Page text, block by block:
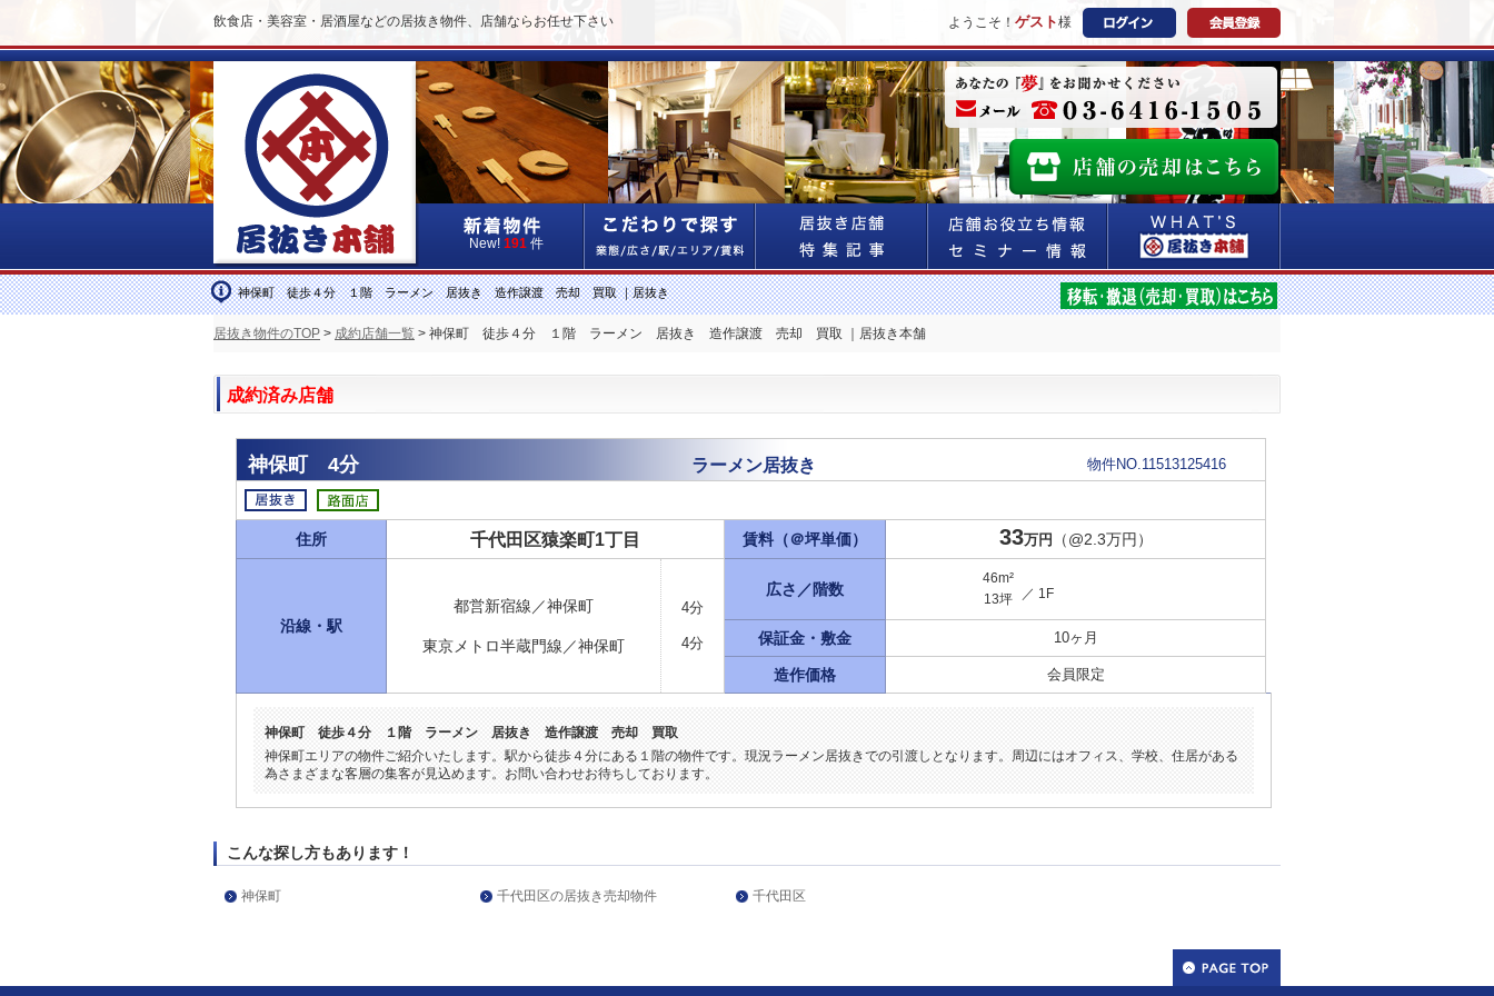
飲食店・美容室・居酒屋などの居抜き物件、店舗ならお任せ下さい ようこそ！ ゲスト様
New! 191 件
神保町 徒歩４分 １階 ラーメン 居抜き 造作譲渡 売却 買取 ｜居抜き
居抜き物件のTOP > 成約店舗一覧 > 神保町 徒歩４分 １階 ラーメン 居抜き 造作譲渡 売却 買取 ｜居抜き本舗
成約済み店舗
神保町 4分 ラーメン居抜き 物件NO.11513125416
住所 千代田区猿楽町1丁目 賃料（＠坪単価） 33万円 （@2.3万円）
沿線・駅
都営新宿線／神保町
東京メトロ半蔵門線／神保町
4分
4分
広さ／階数
46m²
13坪
／ 1F
保証金・敷金 10ヶ月
造作価格 会員限定
神保町 徒歩４分 １階 ラーメン 居抜き 造作譲渡 売却 買取
神保町エリアの物件ご紹介いたします。駅から徒歩４分にある１階の物件です。現況ラーメン居抜きでの引渡しとなります。周辺にはオフィス、学校、住居がある
為さまざまな客層の集客が見込めます。お問い合わせお待ちしております。
こんな探し方もあります！
神保町 千代田区の居抜き売却物件 千代田区